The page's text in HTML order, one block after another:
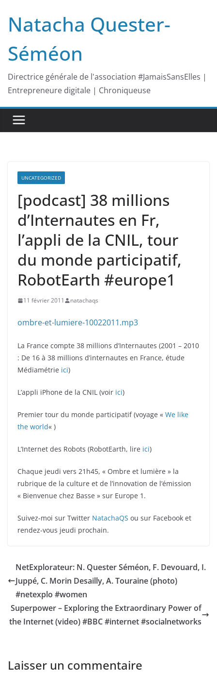
contenu
Natacha Quester-
Séméon
Directrice générale de l'association #JamaisSansElles |
Entrepreneure digitale | Chroniqueuse
UNCATEGORIZED
[podcast] 38 millions
d’Internautes en Fr,
l’appli de la CNIL, tour
du monde participatif,
RobotEarth #europe1
11 février 2011 natachaqs
ombre-et-lumiere-10022011.mp3
La France compte 38 millions d’Internautes (2001 – 2010
: De 16 à 38 millions d’internautes en France, étude
Médiamétrie ici)
L’appli iPhone de la CNIL (voir ici)
Premier tour du monde participatif (voyage « We like
the world« )
L’Internet des Robots (RobotEarth, lire ici)
Chaque jeudi vers 21h45, « Ombre et lumière » la
rubrique de la culture et de l’innovation de l’émission
« Bienvenue chez Basse » sur Europe 1.
Suivez-moi sur Twitter NatachaQS ou sur Facebook et
rendez-vous jeudi prochain.
NetExplorateur: N. Quester Séméon, F. Devouard, I.
Juppé, C. Morin Desailly, A. Touraine (photo)
#netexplo #women
Superpower – Exploring the Extraordinary Power of
the Internet (video) #BBC #internet #socialnetworks
Laisser un commentaire